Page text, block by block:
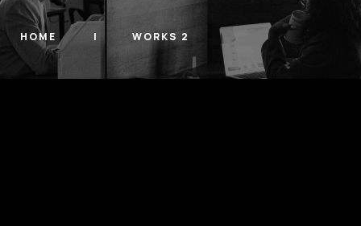
HOME WORKS 2